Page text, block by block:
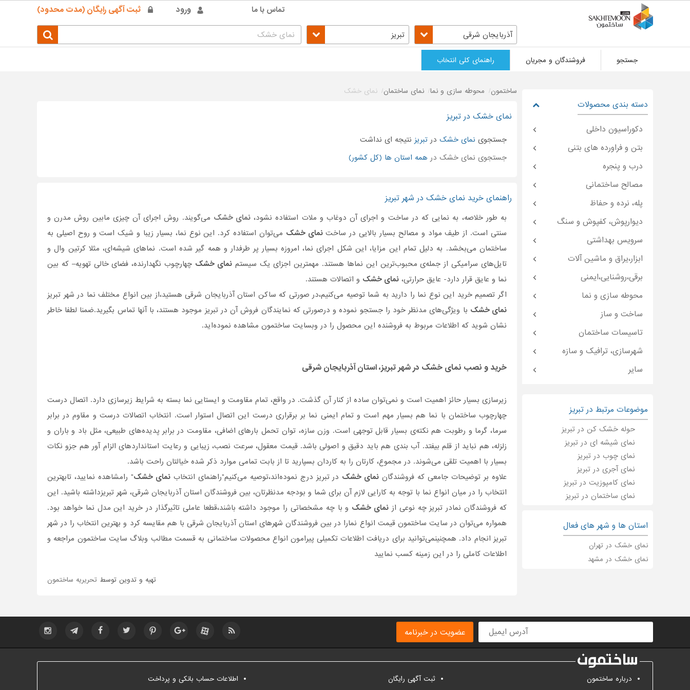
ورود ثبت آگهی رایگان (مدت محدود) تماس با ما
آذربایجان شرقی تبریز
جستجو فروشندگان و مجریان راهنمای کلی انتخاب
ساختمون محوطه سازی و نما نمای ساختمان نمای خشک
نمای خشک در تبریز
جستجوی نمای خشک در تبریز نتیجه ای نداشت
جستجوی نمای خشک در همه استان ها (کل کشور)
راهنمای خرید نمای خشک در شهر تبریز
به طور خلاصه، به نمایی که در ساخت و اجرای آن دوغاب و ملات استفاده نشود،نمای خشک می‌گویند. روش اجرای آن چیزی مابین روش مدرن و
سنتی است. از طیف مواد و مصالح بسیار بالایی در ساختنمای خشک می‌توان استفاده کرد. این نوع نما، بسیار زیبا و شیک است و روح اصیلی به
ساختمان می‌بخشد. به دلیل تمام این مزایا، این شکل اجرای نما، امروزه بسیار پر طرفدار و همه گیر شده است. نماهای شیشه‌ای، مثلا کرتین وال و
تایل‌های سرامیکی از جمله‌ی محبوب‌ترین این نماها هستند. مهمترین اجزای یک سیستمنمای خشک چهارچوب نگهدارنده، فضای خالی تهویه– که بین
نما و عایق قرار دارد- عایق حرارتی، نمای خشک و اتصالات هستند.
اگر تصمیم خرید این نوع نما را دارید به شما توصیه می‌کنیم،در صورتی که ساکن استان آذربایجان شرقی هستید،از بین انواع مختلف نما در شهر تبریز
نمای خشک با ویژگی‌های مدنظر خود را جستجو نموده و درصورتی‌ که نمایندگان فروش آن در تبریز موجود هستند، با آنها تماس بگیرید.ضمنا لطفا خاطر
نشان شوید که اطلاعات مربوط به فروشنده این محصول را در وبسایت ساختمون مشاهده نموده‌اید.
خرید و نصب نمای خشک در شهر تبریز، استان آذربایجان شرقی
زیرسازی بسیار حائز اهمیت است و نمی‌توان ساده از کنار آن گذشت. در واقع، تمام مقاومت و ایستایی نما بسته به شرایط زیرسازی دارد. اتصال درست
چهارچوب ساختمان با نما هم بسیار مهم است و تمام ایمنی نما بر برقراری درست این اتصال استوار است. انتخاب اتصالات درست و مقاوم در برابر
سرما، گرما و رطوبت هم نکته‌ی بسیار قابل توجهی است. وزن سازه، توان تحمل بارهای اضافی، مقاومت در برابر پدیده‌های طبیعی، مثل باد و باران و
زلزله، هم نباید از قلم بیفتد. آب بندی هم باید دقیق و اصولی باشد. قیمت معقول، سرعت نصب، زیبایی و رعایت استانداردهای الزام آور هم جزو نکات
بسیار با اهمیت تلقی می‌شوند. در مجموع، کارتان را به کاردان بسپارید تا از بابت تمامی موارد ذکر شده خیالتان راحت باشد.
علاوه بر توضیحات جامعی که فروشندگان نمای خشک در تبریز درج نموده‌اند،توصیه می‌کنیم"راهنمای انتخابنمای خشک" رامشاهده نمایید، تابهترین
انتخاب را در میان انواع نما با توجه به کارایی لازم آن برای شما و بودجه مدنظرتان، بین فروشندگان استان آذربایجان شرقی، شهر تبریزداشته باشید. این
که فروشندگان نمادر تبریز چه نوعی از نمای خشک و با چه مشخصاتی را موجود داشته باشند،قطعا عاملی تاثیر‌گذار در خرید این مدل نما خواهد بود.
همواره می‌توان در سایت ساختمون قیمت انواع نمارا در بین فروشندگان شهرهای استان آذربایجان شرقی با هم مقایسه کرد و بهترین انتخاب را در شهر
تبریز انجام داد. همچنینمی‌توانید برای دریافت اطلاعات تکمیلی پیرامون انواع محصولات ساختمانی به قسمت مطالب وبلاگ سایت ساختمون مراجعه و
اطلاعات کاملی را در این زمینه کسب نمایید
تهیه و تدوین توسط تحریریه ساختمون
دسته بندی محصولات
دکوراسیون داخلی
بتن و فراورده های بتنی
درب و پنجره
مصالح ساختمانی
پله، نرده و حفاظ
دیوارپوش، کفپوش و سنگ
سرویس بهداشتی
ابزار،یراق و ماشین آلات
برقی،روشنایی،ایمنی
محوطه سازی و نما
ساخت و ساز
تاسیسات ساختمان
شهرسازی، ترافیک و سازه
سایر
موضوعات مرتبط در تبریز
حوله خشک کن در تبریز
نمای شیشه ای در تبریز
نمای چوب در تبریز
نمای آجری در تبریز
نمای کامپوزیت در تبریز
نمای ساختمان در تبریز
استان ها و شهر های فعال
نمای خشک در تهران
نمای خشک در مشهد
عضویت در خبرنامه
درباره ساختمون ثبت آگهی رایگان اطلاعات حساب بانکی و پرداخت